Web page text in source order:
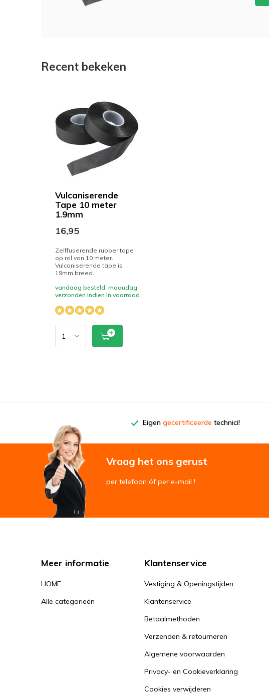
Recent bekeken
Vulcaniserende
Tape 10 meter
1.9mm
16,95
Zelffuserende rubber tape
op rol van 10 meter.
Vulcaniserende tape is
19mm breed.
vandaag besteld, maandag
verzonden indien in voorraad
Eigen gecertificeerde technici!
Vraag het ons gerust
per telefoon óf per e-mail !
Meer informatie
HOME
Alle categorieën
Klantenservice
Vestiging & Openingstijden
Klantenservice
Betaalmethoden
Verzenden & retourneren
Algemene voorwaarden
Privacy- en Cookieverklaring
Cookies verwijderen